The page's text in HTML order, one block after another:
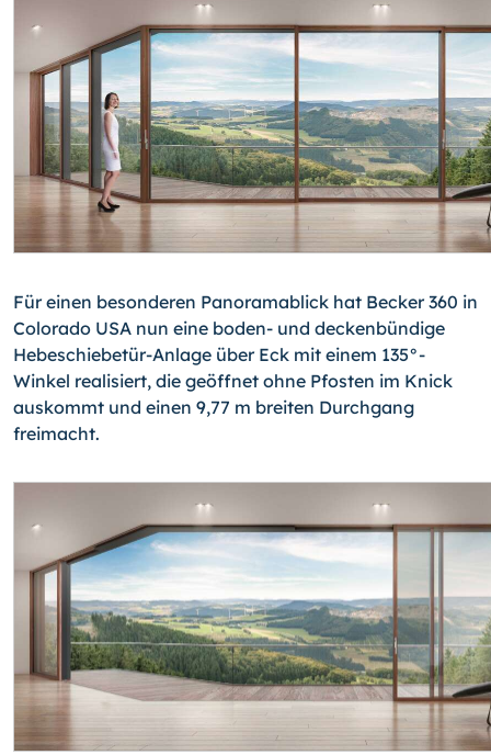
Für einen besonderen Panoramablick hat Becker 360 in
Colorado USA nun eine boden- und deckenbündige
Hebeschiebetür-Anlage über Eck mit einem 135°-
Winkel realisiert, die geöffnet ohne Pfosten im Knick
auskommt und einen 9,77 m breiten Durchgang
freimacht.